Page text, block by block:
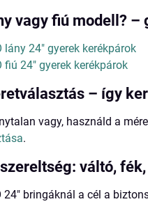
vagy fiú modell? –
lány 24" gyerek kerékpárok
fiú 24" gyerek kerékpárok
– így
vagy, használd a
.
váltó,
24" bringáknál a cél a